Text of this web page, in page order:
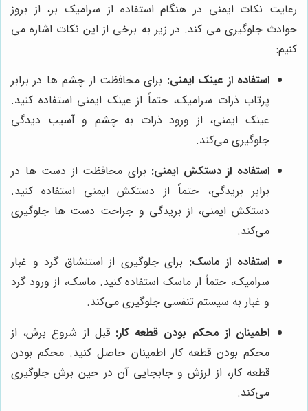
رعایت نکات ایمنی در هنگام استفاده از سرامیک بر، از بروز
حوادث جلوگیری می کند. در زیر به برخی از این نکات اشاره می
کنیم:
استفاده از عینک ایمنی: برای محافظت از چشم ها در برابر
پرتاب ذرات سرامیک، حتماً از عینک ایمنی استفاده کنید.
عینک ایمنی، از ورود ذرات به چشم و آسیب دیدگی
جلوگیری می‌کند.
استفاده از دستکش ایمنی: برای محافظت از دست ها در
برابر بریدگی، حتماً از دستکش ایمنی استفاده کنید.
دستکش ایمنی، از بریدگی و جراحت دست ها جلوگیری
می‌کند.
استفاده از ماسک: برای جلوگیری از استنشاق گرد و غبار
سرامیک، حتماً از ماسک استفاده کنید. ماسک، از ورود گرد
و غبار به سیستم تنفسی جلوگیری می‌کند.
اطمینان از محکم بودن قطعه کار: قبل از شروع برش، از
محکم بودن قطعه کار اطمینان حاصل کنید. محکم بودن
قطعه کار، از لرزش و جابجایی آن در حین برش جلوگیری
می‌کند.